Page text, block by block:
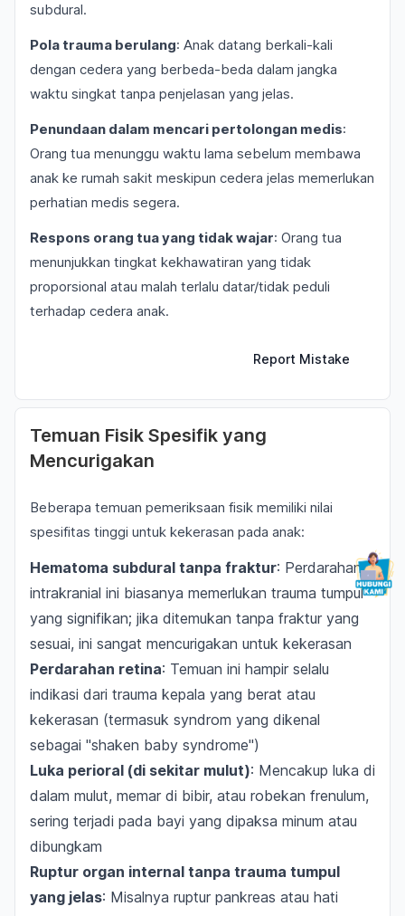
subdural.
Pola trauma berulang: Anak datang berkali-kali
dengan cedera yang berbeda-beda dalam jangka
waktu singkat tanpa penjelasan yang jelas.
Penundaan dalam mencari pertolongan medis:
Orang tua menunggu waktu lama sebelum membawa
anak ke rumah sakit meskipun cedera jelas memerlukan
perhatian medis segera.
Respons orang tua yang tidak wajar: Orang tua
menunjukkan tingkat kekhawatiran yang tidak
proporsional atau malah terlalu datar/tidak peduli
terhadap cedera anak.
Report Mistake
Temuan Fisik Spesifik yang
Mencurigakan
Beberapa temuan pemeriksaan fisik memiliki nilai
spesifitas tinggi untuk kekerasan pada anak:
Hematoma subdural tanpa fraktur: Perdarahan
intrakranial ini biasanya memerlukan trauma tumpul
yang signifikan; jika ditemukan tanpa fraktur yang
sesuai, ini sangat mencurigakan untuk kekerasan
Perdarahan retina: Temuan ini hampir selalu
indikasi dari trauma kepala yang berat atau
kekerasan (termasuk syndrom yang dikenal
sebagai "shaken baby syndrome")
Luka perioral (di sekitar mulut): Mencakup luka di
dalam mulut, memar di bibir, atau robekan frenulum,
sering terjadi pada bayi yang dipaksa minum atau
dibungkam
Ruptur organ internal tanpa trauma tumpul
yang jelas: Misalnya ruptur pankreas atau hati